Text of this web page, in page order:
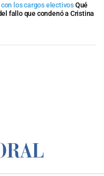
los cargos electivosQué
fallo que condenó a Cristina